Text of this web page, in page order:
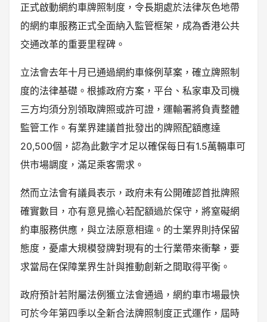
正式啟動網約車牌照制度，令長期處於法律灰色地帶
的網約車服務正式全面納入監管框架，成為香港公共
交通改革的重要里程碑。
立法會去年十月已通過網約車條例草案，確立牌照制
度的法律基礎。根據政府方案，平台、私家車及司機
三方均須分別領取牌照或許可證，運輸署將負責整體
監管工作。有業界建議首批發出的牌照配額應達
20,500個，認為此數字才足以確保每日有1.5萬輛車可
供市場調度，滿足乘客需求。
然而立法會有議員表示，政府未有公開確認首批牌照
確實數目，亦有意見擔心若配額過於保守，將窒礙網
約車服務供應，與立法原意相違。的士業界則持保留
態度，憂慮大規模發牌對現有的士行業帶來衝擊，要
求當局在保障業界生計與推動創新之間取得平衡。
政府預計若附屬法例獲立法會通過，網約車市場最快
可於今年第四季以全新合法牌照制度正式運作，屆時